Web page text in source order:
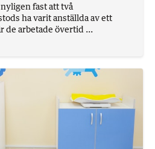
fast att två
ha varit anställda av ett
de arbetade övertid ...